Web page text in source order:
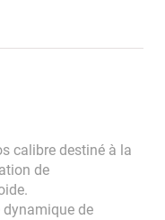
calibre destiné à la
de
dynamique de